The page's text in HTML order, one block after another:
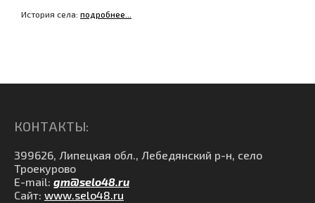
История села: подробнее...
КОНТАКТЫ:
399626, Липецкая обл., Лебедянский р-н, село
Троекурово
E-mail: gm@selo48.ru
Сайт: www.selo48.ru